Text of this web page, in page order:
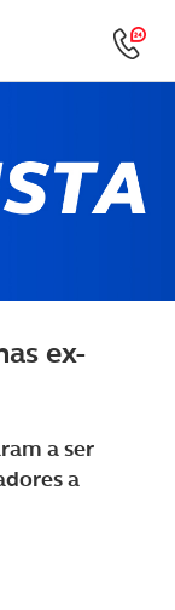
ex-
a ser
a